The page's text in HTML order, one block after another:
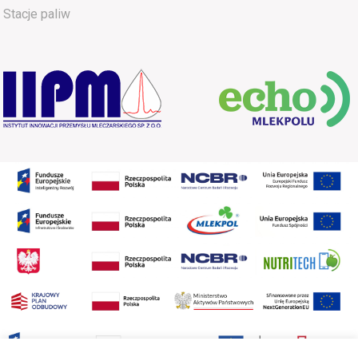
Stacje paliw